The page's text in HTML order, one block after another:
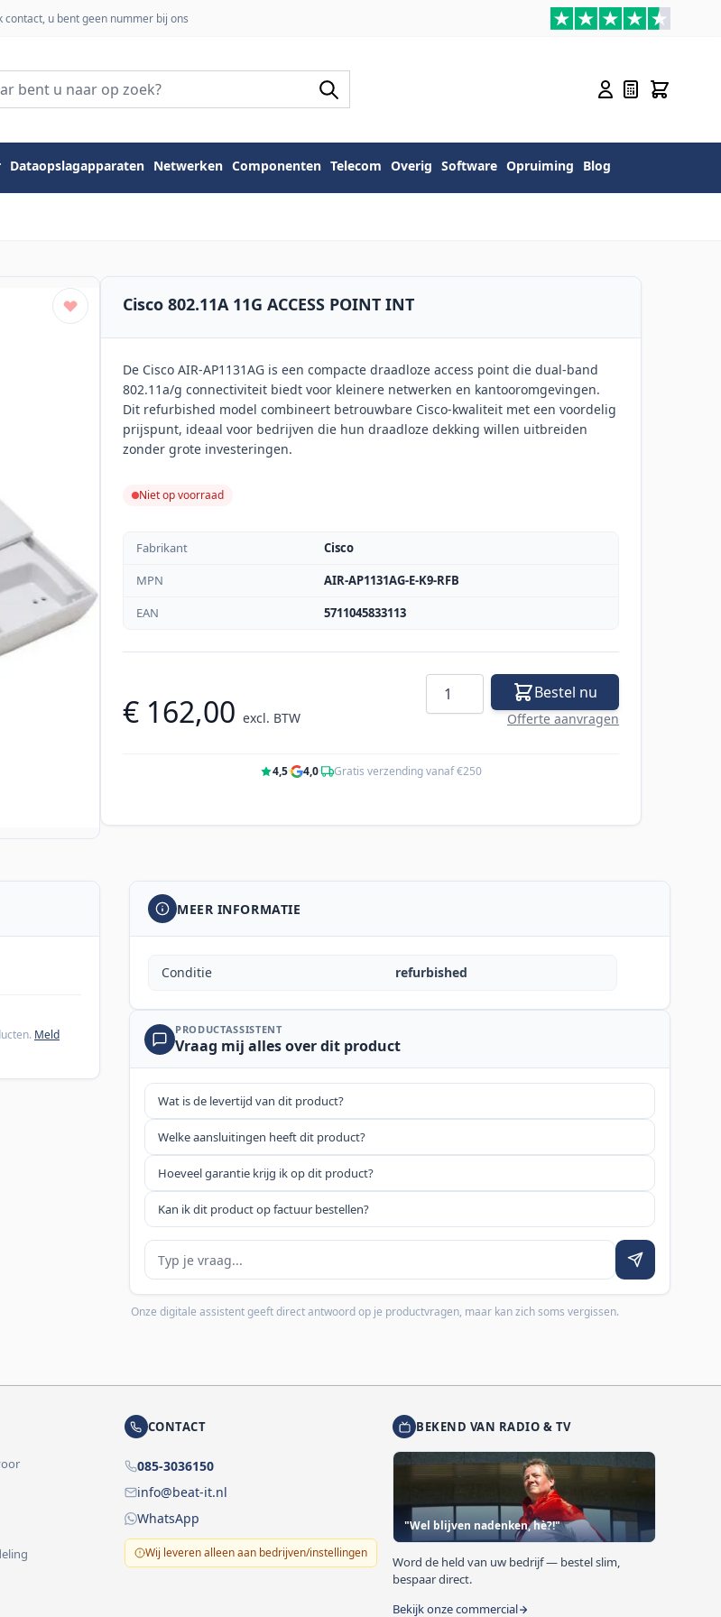
contact, u bent geen nummer bij ons
Dataopslagapparaten Netwerken Componenten Telecom Overig Software Opruiming Blog
Cisco 802.11A 11G ACCESS POINT INT
De Cisco AIR-AP1131AG is een compacte draadloze access point die dual-band
802.11a/g connectiviteit biedt voor kleinere netwerken en kantooromgevingen.
Dit refurbished model combineert betrouwbare Cisco-kwaliteit met een voordelig
prijspunt, ideaal voor bedrijven die hun draadloze dekking willen uitbreiden
zonder grote investeringen.
Niet op voorraad
Fabrikant
Cisco
MPN
AIR-AP1131AG-E-K9-RFB
EAN
5711045833113
€ 162,00 excl. BTW
Aantal Bestel nu
Offerte aanvragen
4,5· 4,0· Gratis verzending vanaf €250
Meld
MEER INFORMATIE
Conditie refurbished
PRODUCTASSISTENT
Vraag mij alles over dit product
Wat is de levertijd van dit product?
Welke aansluitingen heeft dit product?
Hoeveel garantie krijg ik op dit product?
Kan ik dit product op factuur bestellen?
Je vraag
Onze digitale assistent geeft direct antwoord op je productvragen, maar kan zich soms vergissen.
CONTACT
085-3036150
info@beat-it.nl
WhatsApp
Wij leveren alleen aan bedrijven/instellingen
BEKEND VAN RADIO & TV
"Wel blijven nadenken, hè?!"
Word de held van uw bedrijf — bestel slim,
bespaar direct.
Bekijk onze commercial